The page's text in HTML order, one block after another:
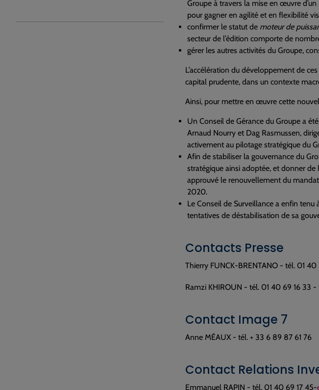
Groupe à travers la mise en œuvre
pour gagner en agilité et en flexibilité
confirmer le statut de moteur de
secteur de l’édition comporte de
gérer les autres activités du Groupe,
L’accélération du développement de
capital prudente, dans un contexte
Ainsi, pour mettre en œuvre cette
Un Conseil de Gérance du Groupe a
Arnaud Nourry et Dag Rasmussen,
activement au pilotage stratégique du
Afin de stabiliser la gouvernance du
stratégique ainsi adoptée, et donner de
approuvé le renouvellement du
2020.
Le Conseil de Surveillance a enfin
tentatives de déstabilisation de sa
Contacts Presse
Thierry FUNCK-BRENTANO - tél. 01 40
Ramzi KHIROUN - tél. 01 40 69 16 33 -
Contact Image 7
Anne MÉAUX - tél. + 33 6 89 87 61 76
Contact Relations
Emmanuel RAPIN - tél. 01 40 69 17 45-